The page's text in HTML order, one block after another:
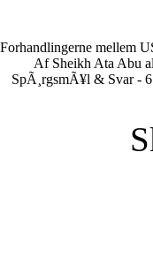
Forhandlingerne mellem
Af Sheikh Ata Abu
SpÃ¸rgsmÃ¥l & Svar -